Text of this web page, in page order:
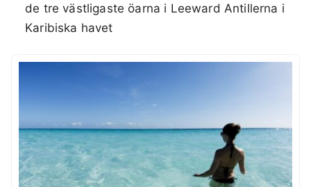
de tre västligaste öarna i Leeward Antillerna i
Karibiska havet